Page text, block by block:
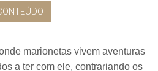
marionetas vivem aventuras
a ter com ele, contrariando os